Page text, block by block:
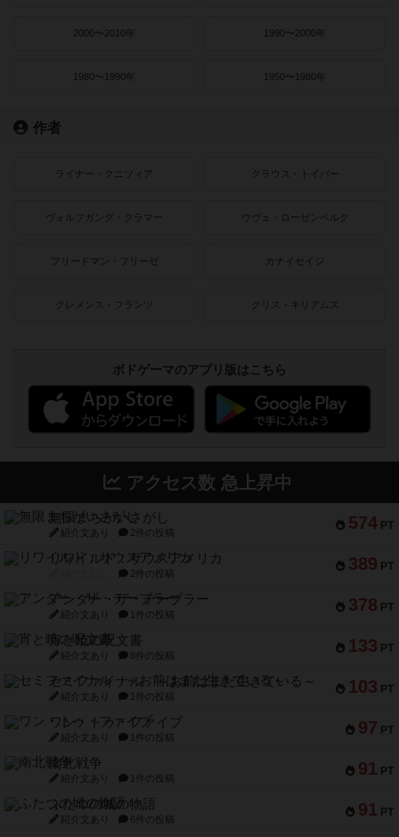
2000〜2010年 1990〜2000年
1980〜1990年 1950〜1980年
作者
ライナー・クニツィア クラウス・トイバー
ヴォルフガング・クラマー ウヴェ・ローゼンベルク
フリードマン・フリーゼ カナイセイジ
クレメンス・フランツ クリス・キリアムス
ボドゲーマのアプリ版はこちら
アクセス数 急上昇中
574 PT
無限まちがいさがし
紹介文あり 2件の投稿
389 PT
リワイルド：サウスアメリカ
2件の投稿
378 PT
アンダー・ザ・テーブラー
紹介文あり 1件の投稿
133 PT
宵と暁の呪文書
紹介文あり 8件の投稿
103 PT
セミファイナル ～お前はまだ生きている～
紹介文あり 1件の投稿
97 PT
ワン・トゥ・ファイブ
紹介文あり 1件の投稿
91 PT
南北戦争
紹介文あり 1件の投稿
91 PT
ふたつの城の物語
紹介文あり 6件の投稿